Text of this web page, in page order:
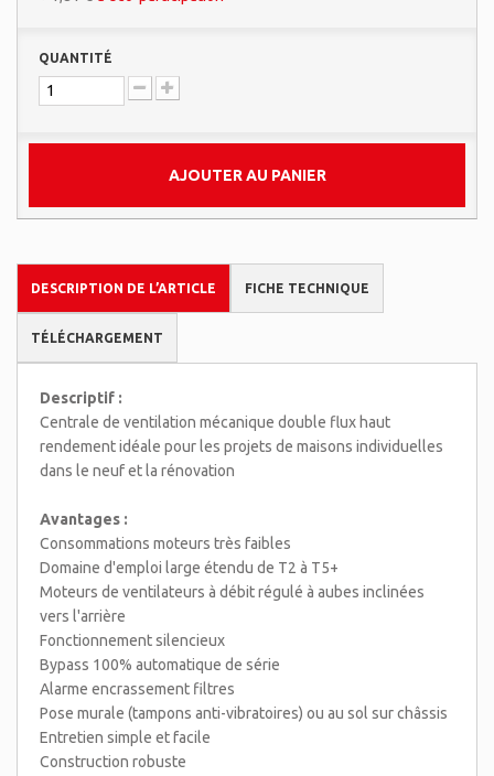
QUANTITÉ
AJOUTER AU PANIER
DESCRIPTION DE L’ARTICLE FICHE TECHNIQUE
TÉLÉCHARGEMENT
Descriptif :
Centrale de ventilation mécanique double flux haut
rendement idéale pour les projets de maisons individuelles
dans le neuf et la rénovation
Avantages :
Consommations moteurs très faibles
Domaine d'emploi large étendu de T2 à T5+
Moteurs de ventilateurs à débit régulé à aubes inclinées
vers l'arrière
Fonctionnement silencieux
Bypass 100% automatique de série
Alarme encrassement filtres
Pose murale (tampons anti-vibratoires) ou au sol sur châssis
Entretien simple et facile
Construction robuste